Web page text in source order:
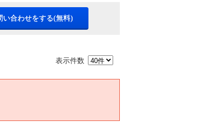
い合わせをする(無料)
表示件数